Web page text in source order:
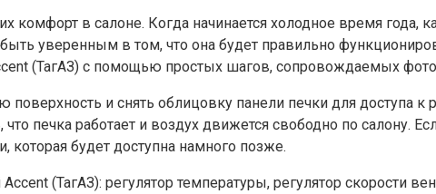
в салоне. Когда начинается холодное время года,
уверенным в том, что она будет правильно
(ТагАЗ) с помощью простых шагов, сопровождаемых
и снять облицовку панели печки для доступа к
печка работает и воздух движется свободно по салону.
которая будет доступна намного позже.
(ТагАЗ): регулятор температуры, регулятор скорости